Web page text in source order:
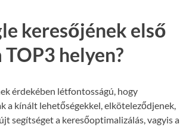
keresőjének első
helyen?
érdekében létfontosságú, hogy
a kínált lehetőségekkel, elköteleződjenek,
segítséget a keresőoptimalizálás, vagyis a